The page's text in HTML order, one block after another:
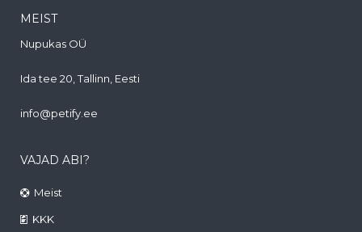
MEIST
Nupukas OÜ
Ida tee 20, Tallinn, Eesti
info@petify.ee
VAJAD ABI?
Meist
KKK